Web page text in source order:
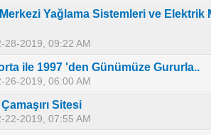
Yağlama Sistemleri ve Elektrik
28-2019, 09:22 AM
ile 1997 'den Günümüze Gururla..
26-2019, 06:00 AM
- Ortalama 5 üzerinden 0
12 3 5
Sitesi
22-2019, 07:55 AM
Ortalama 5 üzerinden 0
1 2345